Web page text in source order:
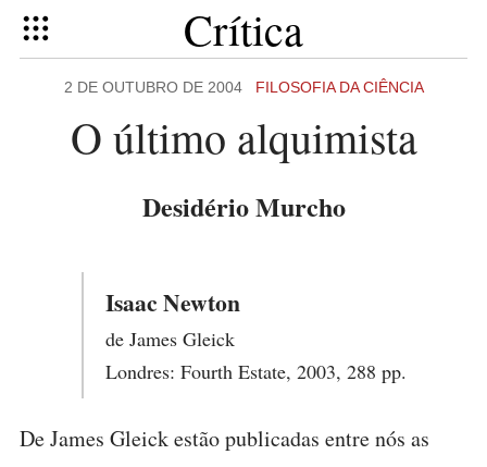
Crítica
2 DE OUTUBRO DE 2004 FILOSOFIA DA CIÊNCIA
O último alquimista
Desidério Murcho
Isaac Newton
de James Gleick
Londres: Fourth Estate, 2003, 288 pp.
De James Gleick estão publicadas entre nós as